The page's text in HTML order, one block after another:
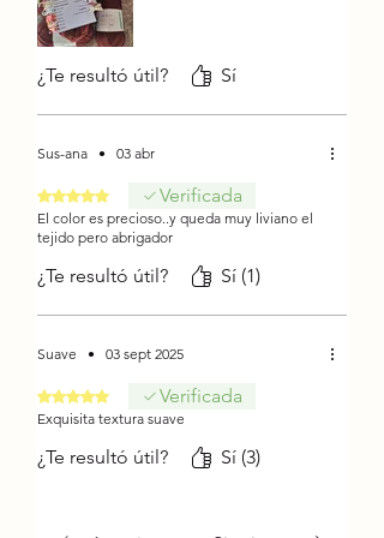
Características
Composición: 100% Acrílico
Premium
Metros: 220 mts. aprox.
Grosor: 3 Ligero
Crochet: Nº 4
¿Te resultó útil? Sí
Sus-ana • 03 abr
Obtuvo 5 de 5 estrellas.
Verificada
El color es precioso..y queda muy liviano el
tejido pero abrigador
¿Te resultó útil? Sí (1)
Suave • 03 sept 2025
Obtuvo 5 de 5 estrellas.
Verificada
Exquisita textura suave
¿Te resultó útil? Sí (3)